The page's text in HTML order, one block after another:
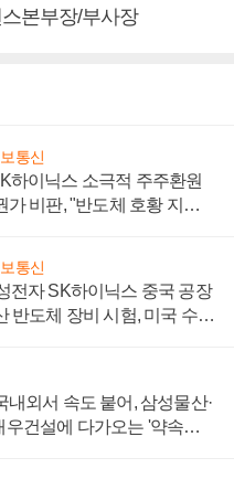
본부장/부사장
통신
하이닉스 소극적 주주환원
가 비판, "반도체 호황 지속
통신
전자 SK하이닉스 중국 공장
반도체 장비 시험, 미국 수출
내외서 속도 붙어, 삼성물산·
우건설에 다가오는 '약속의